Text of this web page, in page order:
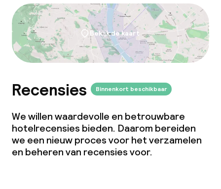
Bekijk de kaart
Recensies Binnenkort beschikbaar
We willen waardevolle en betrouwbare
hotelrecensies bieden. Daarom bereiden
we een nieuw proces voor het verzamelen
en beheren van recensies voor.